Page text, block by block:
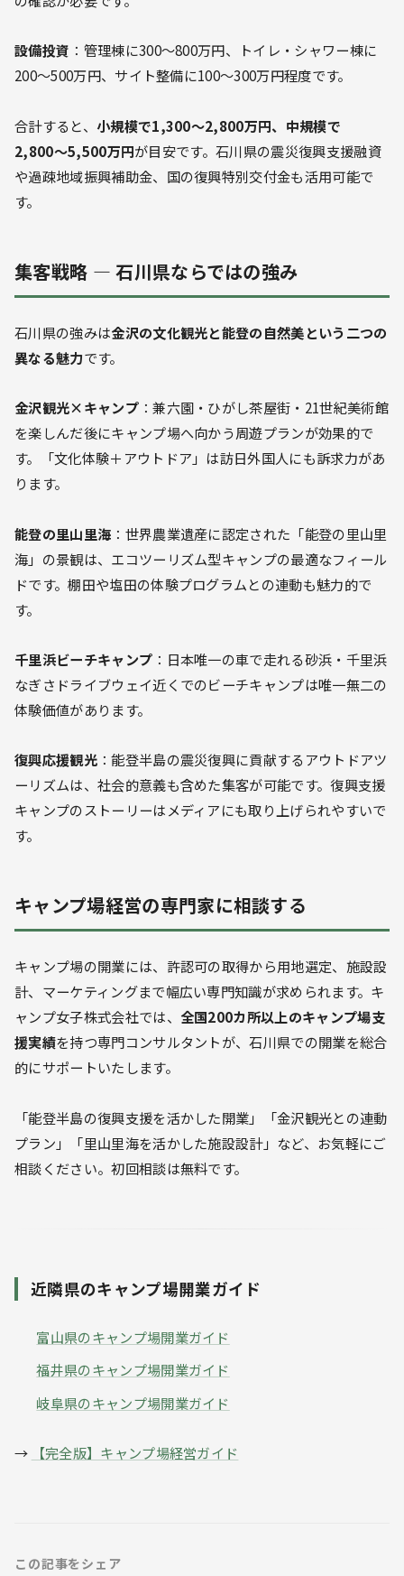
設備投資 ：管理棟に300〜800万円、トイレ・シャワー棟に
200〜500万円、サイト整備に100〜300万円程度です。
合計すると、 小規模で1,300〜2,800万円、中規模で
2,800〜5,500万円が目安です。石川県の震災復興支援融資
や過疎地域振興補助金、国の復興特別交付金も活用可能で
す。
集客戦略 — 石川県ならではの強み
石川県の強みは金沢の文化観光と能登の自然美という二つの
異なる魅力です。
金沢観光×キャンプ：兼六園・ひがし茶屋街・21世紀美術館
を楽しんだ後にキャンプ場へ向かう周遊プランが効果的で
す。「文化体験＋アウトドア」は訪日外国人にも訴求力があ
ります。
能登の里山里海 ：世界農業遺産に認定された「能登の里山里
海」の景観は、エコツーリズム型キャンプの最適なフィール
ドです。棚田や塩田の体験プログラムとの連動も魅力的で
す。
千里浜ビーチキャンプ ：日本唯一の車で走れる砂浜・千里浜
なぎさドライブウェイ近くでのビーチキャンプは唯一無二の
体験価値があります。
復興応援観光：能登半島の震災復興に貢献するアウトドアツ
ーリズムは、社会的意義も含めた集客が可能です。復興支援
キャンプのストーリーはメディアにも取り上げられやすいで
す。
キャンプ場経営の専門家に相談する
キャンプ場の開業には、許認可の取得から用地選定、施設設
計、マーケティングまで幅広い専門知識が求められます。キ
ャンプ女子株式会社では、 全国200カ所以上のキャンプ場支
援実績を持つ専門コンサルタントが、石川県での開業を総合
的にサポートいたします。
「能登半島の復興支援を活かした開業」「金沢観光との連動
プラン」「里山里海を活かした施設設計」など、お気軽にご
相談ください。初回相談は無料です。
近隣県のキャンプ場開業ガイド
富山県のキャンプ場開業ガイド
福井県のキャンプ場開業ガイド
岐阜県のキャンプ場開業ガイド
→ 【完全版】キャンプ場経営ガイド
この記事をシェア